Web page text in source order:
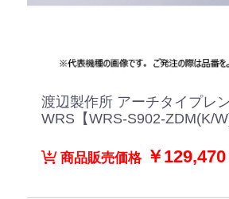
渡辺製作所 アーチタイプレ
WRS【WRS-S902-ZDM(K/
商品販売価格￥129,470